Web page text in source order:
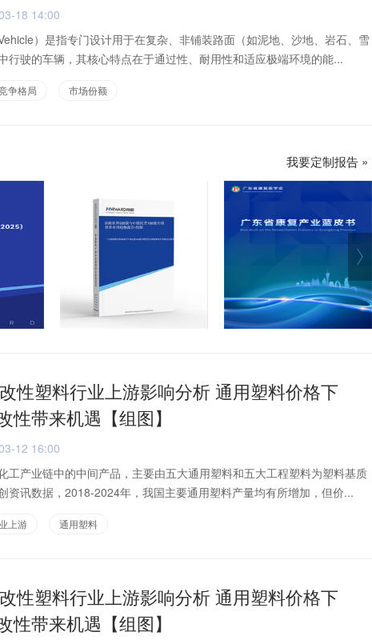
18 14:00
）是指专门设计用于在复杂、非铺装路面（如泥地、沙地、岩石、雪
行驶的车辆，其核心特点在于通过性、耐用性和适应极端环境的能...
争格局 市场份额
我要定制报告 »
性塑料行业上游影响分析 通用塑料价格下
性带来机遇【组图】
12 16:00
工产业链中的中间产品，主要由五大通用塑料和五大工程塑料为塑料基质
资讯数据，2018-2024年，我国主要通用塑料产量均有所增加，但价...
上游 通用塑料
性塑料行业上游影响分析 通用塑料价格下
性带来机遇【组图】